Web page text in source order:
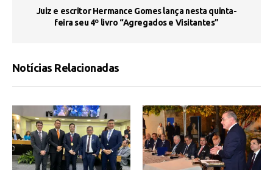
Juiz e escritor Hermance Gomes lança nesta quinta-
feira seu 4º livro “Agregados e Visitantes”
Notícias Relacionadas